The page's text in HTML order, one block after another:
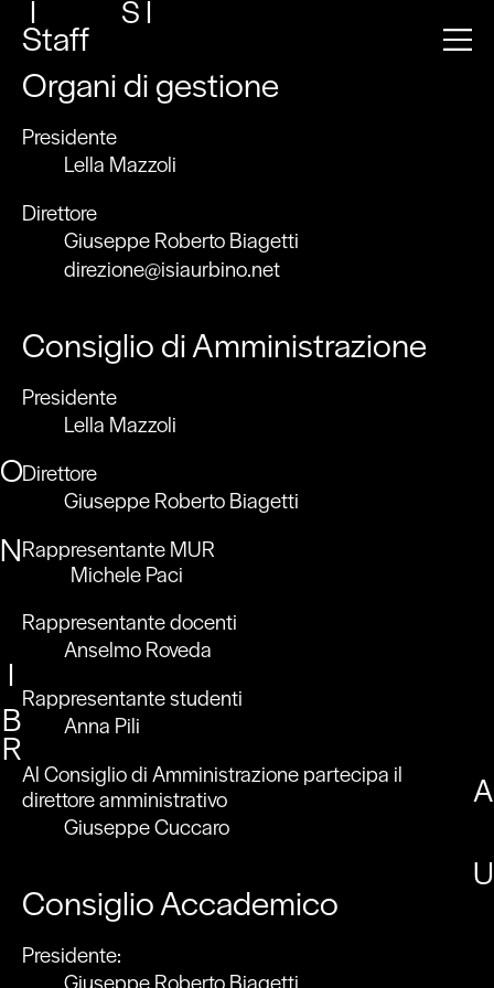
I SI
A
U
O
N
I
B
R
Staff
Organi di gestione
Presidente
Lella Mazzoli
Direttore
Giuseppe Roberto Biagetti
direzione@isiaurbino.net
Consiglio di Amministrazione
Presidente
Lella Mazzoli
Direttore
Giuseppe Roberto Biagetti
Rappresentante MUR
Michele Paci
Rappresentante docenti
Anselmo Roveda
Rappresentante studenti
Anna Pili
Al Consiglio di Amministrazione partecipa il
direttore amministrativo
Giuseppe Cuccaro
Consiglio Accademico
Presidente:
Giuseppe Roberto Biagetti